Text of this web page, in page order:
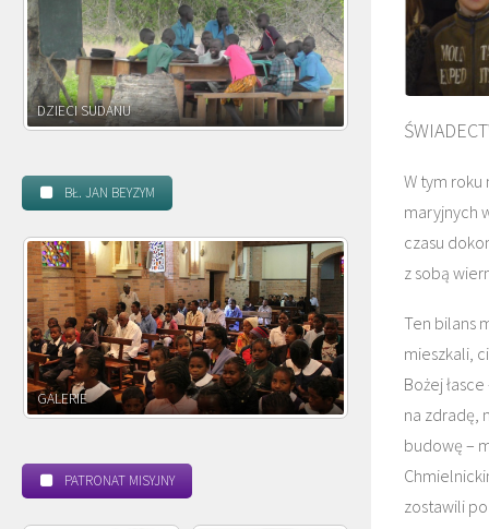
W tym
maryjnych
czasu
z sobą
Ten bilans
mieszkali,
Bożej
na zdradę,
budowę –
zostawili
DZIECI ZAMBII
BŁ. JAN BEYZYM
POWOŁANIE MISYJNE
PATRONAT MISYJNY